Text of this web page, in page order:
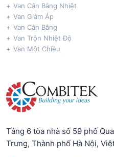
Van Cân Bằng Nhiệt
Van Giảm Áp
Van Cân Bằng
Van Trộn Nhiệt Độ
Van Một Chiều
Tầng 6 tòa nhà số 59 phố
Trưng, Thành phố Hà Nội,